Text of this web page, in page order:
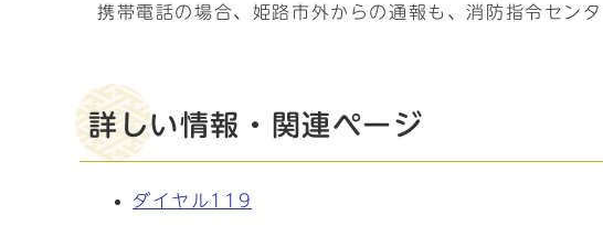
携帯電話の場合、姫路市外からの通報も、消防指令セン
詳しい情報・関連ページ
ダイヤル119